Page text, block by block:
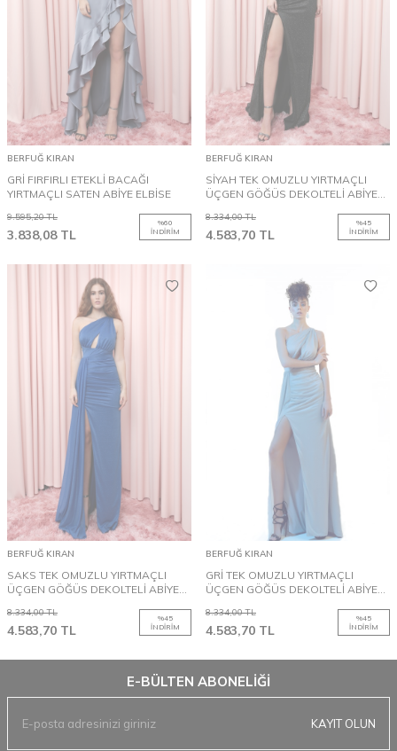
BERFUĞ KIRAN
GRİ FIRFIRLI ETEKLİ BACAĞI
YIRTMAÇLI SATEN ABİYE ELBİSE
9.595,20TL
3.838,08TL
%60
İNDIRIM
BERFUĞ KIRAN
SİYAH TEK OMUZLU YIRTMAÇLI
ÜÇGEN GÖĞÜS DEKOLTELİ ABİYE
8.334,00TL
4.583,70 TL
%45
İNDIRIM
BERFUĞ KIRAN
SAKS TEK OMUZLU YIRTMAÇLI
ÜÇGEN GÖĞÜS DEKOLTELİ ABİYE
8.334,00TL
4.583,70 TL
%45
İNDIRIM
BERFUĞ KIRAN
GRİ TEK OMUZLU YIRTMAÇLI
ÜÇGEN GÖĞÜS DEKOLTELİ ABİYE
8.334,00TL
4.583,70 TL
%45
İNDIRIM
E-BÜLTEN ABONELIĞI
KAYIT OLUN